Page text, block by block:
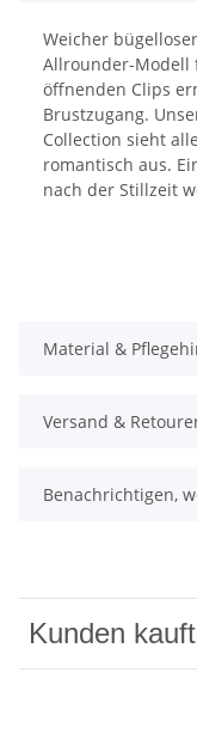
Weicher
Allrounder-Modell
öffnenden Clips
Brustzugang.
Collection sieht
romantisch aus.
nach der Stillzeit
Material &
Versand &
Benachrichtigen,
Kunden